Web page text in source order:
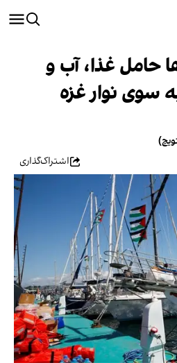
حامل غذا، آب و
سوی نوار غزه
اشتراک‌گذاری